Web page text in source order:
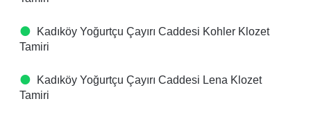
Kadıköy Yoğurtçu Çayırı Caddesi Kohler Klozet
Tamiri
Kadıköy Yoğurtçu Çayırı Caddesi Lena Klozet
Tamiri